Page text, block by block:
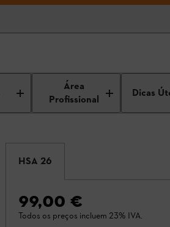
Área
Profissional
Dicas
HSA 26
99,00 €
Todos os preços incluem 23% IVA.